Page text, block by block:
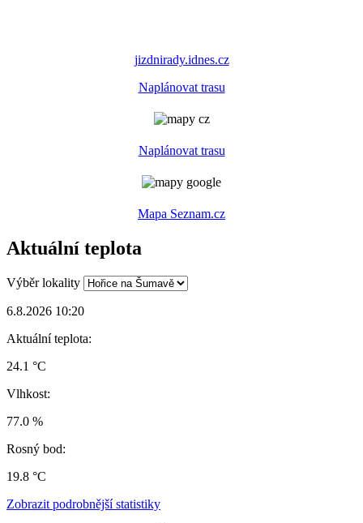
jizdnirady.idnes.cz
Naplánovat trasu
Naplánovat trasu
Mapa Seznam.cz
Aktuální teplota
Výběr lokality
6.8.2026 10:20
Aktuální teplota:
24.1 °C
Vlhkost:
77.0 %
Rosný bod:
19.8 °C
Zobrazit podrobnější statistiky